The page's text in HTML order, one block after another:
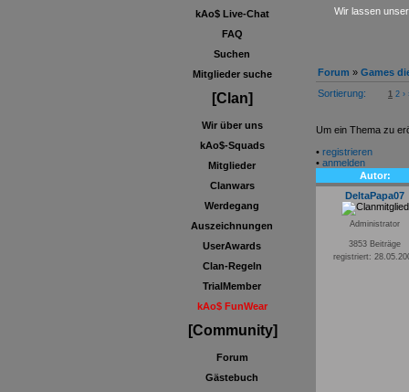
kAo$ Live-Chat
FAQ
Suchen
Mitglieder suche
[Clan]
Wir über uns
kAo$-Squads
Mitglieder
Clanwars
Werdegang
Auszeichnungen
UserAwards
Clan-Regeln
TrialMember
kAo$ FunWear
[Community]
Forum
Gästebuch
Wir lassen
Forum » Games
Sortierung:
1 2 ›
Um ein Thema zu
• registrieren
• anmelden
Autor:
DeltaPapa07
Administrator
3853 Beiträge
registriert: